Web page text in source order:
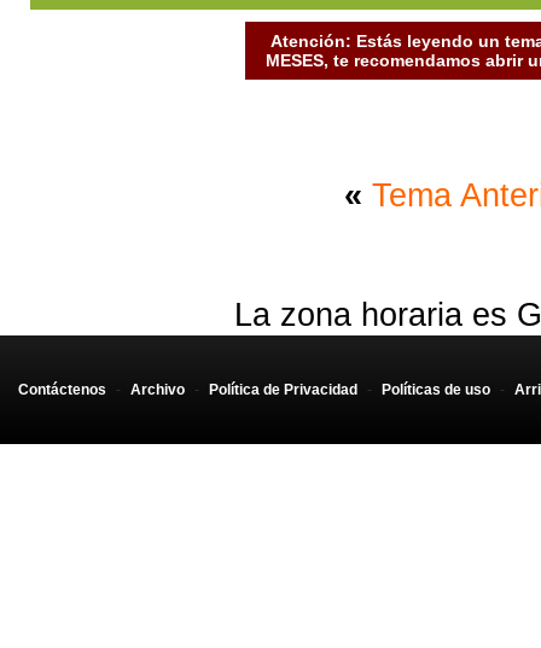
Atención: Estás leyendo un
MESES, te recomendamos abrir
« Tema
La zona horaria es
Contáctenos - Archivo - Política de Privacidad - Políticas de uso -